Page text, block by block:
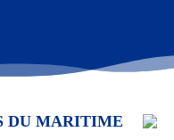
DU MARITIME